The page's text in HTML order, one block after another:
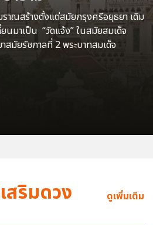
ราณสร้างตั้งแต่สมัยกรุงศรีอยุธยา เดิม
ยนมาเป็น “วัดแจ้ง” ในสมัยสมเด็จ
สมัยรัชกาลที่ 2 พระบาทสมเด็จ
สริมดวง ดูเพิ่มเติม